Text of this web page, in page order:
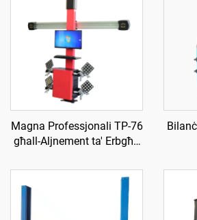
Magna Professjonali TP-76
għall-Aljnement ta' Erbgħa